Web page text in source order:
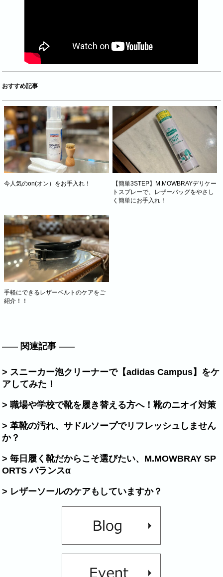
おすすめ記事
今人気のon(オン）をお手入れ！
【簡単3STEP】M.MOWBRAYデリケー
トスプレーで、レザーバッグをやさし
く簡単にお手入れ！
手軽にできるレザーベルトのケアをご
紹介！！
関連記事
> スニーカー泡クリーナーで【adidas Campus】をケ
アしてみた！
> 職場や学校で靴を履き替える方へ！靴のニオイ対策
> 革靴の汚れ、サドルソープでリフレッシュしません
か？
> 毎日履く靴だからこそ選びたい、M.MOWBRAY SP
ORTS バランスα
> レザーソールのケアもしていますか？